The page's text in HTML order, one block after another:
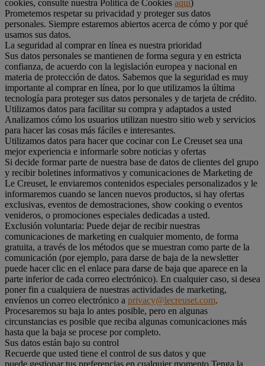
cookies, consulte nuestra Política de Cookies aquí)
Prometemos respetar su privacidad y proteger sus datos
personales. Siempre estaremos abiertos acerca de cómo y por qué
usamos sus datos.
La seguridad al comprar en línea es nuestra prioridad
Sus datos personales se mantienen de forma segura y en estricta
confianza, de acuerdo con la legislación europea y nacional en
materia de protección de datos. Sabemos que la seguridad es muy
importante al comprar en línea, por lo que utilizamos la última
tecnología para proteger sus datos personales y de tarjeta de crédito.
Utilizamos datos para facilitar su compra y adaptados a usted
Analizamos cómo los usuarios utilizan nuestro sitio web y servicios
para hacer las cosas más fáciles e interesantes.
Utilizamos datos para hacer que cocinar con Le Creuset sea una
mejor experiencia e informarle sobre noticias y ofertas
Si decide formar parte de nuestra base de datos de clientes del grupo
y recibir boletines informativos y comunicaciones de Marketing de
Le Creuset, le enviaremos contenidos especiales personalizados y le
informaremos cuando se lancen nuevos productos, si hay ofertas
exclusivas, eventos de demostraciones, show cooking o eventos
venideros, o promociones especiales dedicadas a usted.
Exclusión voluntaria: Puede dejar de recibir nuestras
comunicaciones de marketing en cualquier momento, de forma
gratuita, a través de los métodos que se muestran como parte de la
comunicación (por ejemplo, para darse de baja de la newsletter
puede hacer clic en el enlace para darse de baja que aparece en la
parte inferior de cada correo electrónico). En cualquier caso, si desea
poner fin a cualquiera de nuestras actividades de marketing,
envíenos un correo electrónico a privacy@lecreuset.com.
Procesaremos su baja lo antes posible, pero en algunas
circunstancias es posible que reciba algunas comunicaciones más
hasta que la baja se procese por completo.
Sus datos están bajo su control
Recuerde que usted tiene el control de sus datos y que
puede gestionar tus preferencias en cualquier momento.Tenga la